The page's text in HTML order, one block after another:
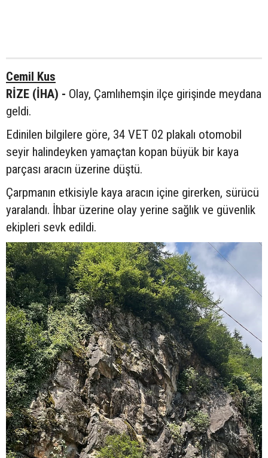
Cemil Kus
RİZE (İHA) - Olay, Çamlıhemşin ilçe girişinde meydana
geldi.
Edinilen bilgilere göre, 34 VET 02 plakalı otomobil
seyir halindeyken yamaçtan kopan büyük bir kaya
parçası aracın üzerine düştü.
Çarpmanın etkisiyle kaya aracın içine girerken, sürücü
yaralandı. İhbar üzerine olay yerine sağlık ve güvenlik
ekipleri sevk edildi.